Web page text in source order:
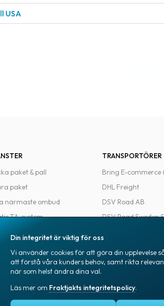
USA
paket & pall
paket
närmaste ombud
TA-system
för utvecklare
TRANSPORTÖRER
Bring E-commerce
DHL Freight
DSV Road AB
DSV Road Sweden
PostNord Sverige
Din integritet är viktig för oss
Vi använder cookies för att göra din upplevelse
att förstå våra kunders behov, samt rikta
när som helst ändra dina val.
Läs mer om Fraktjakts integritetspolicy.